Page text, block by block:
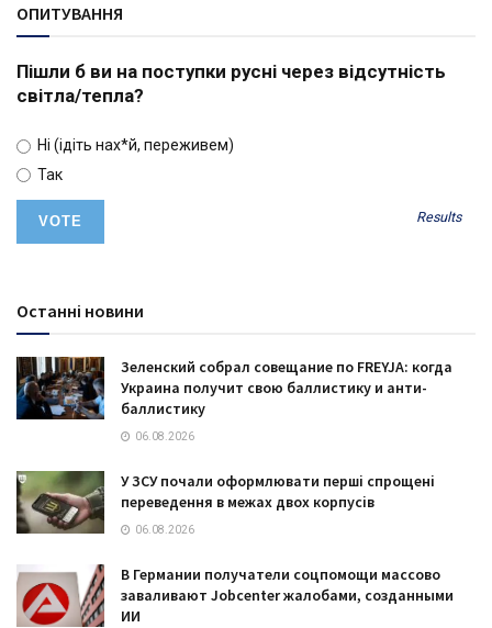
ОПИТУВАННЯ
Пішли б ви на поступки русні через відсутність
світла/тепла?
Ні (ідіть нах*й, переживем)
Так
Results
Останні новини
Зеленский собрал совещание по FREYJA: когда
Украина получит свою баллистику и анти-
баллистику
06.08.2026
У ЗСУ почали оформлювати перші спрощені
переведення в межах двох корпусів
06.08.2026
В Германии получатели соцпомощи массово
заваливают Jobcenter жалобами, созданными
ИИ